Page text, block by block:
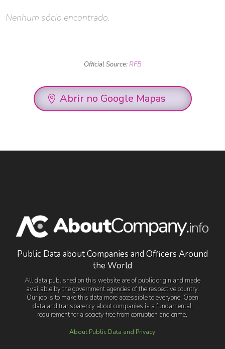
Nenhum sócio encontrado.
Official Source:RFB
Abrir no Google Mapas
Public Data about Companies and Officers Around
the World
All data published on this website are of public origin and made
available by the government agencies of the respective country.
Our job is to make this data more accessible to everyone. Open
data and transparency about companies is a fundamental
requirement for a society free from corruption and crime.
About Public Data and Privacy